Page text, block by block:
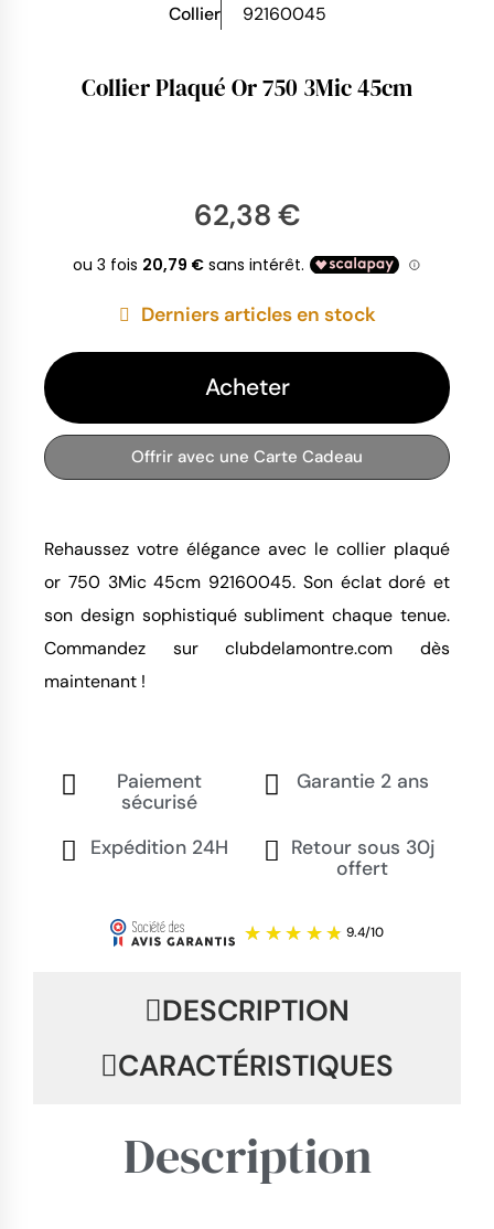
Collier 92160045
Collier Plaqué Or 750 3Mic 45cm
62,38 €
Derniers articles en stock
Acheter
Offrir avec une Carte Cadeau
Rehaussez votre élégance avec le collier plaqué
or 750 3Mic 45cm 92160045. Son éclat doré et
son design sophistiqué subliment chaque tenue.
Commandez sur clubdelamontre.com dès
maintenant !
Paiement
sécurisé
Garantie 2 ans
Expédition 24H
Retour sous 30j
offert
DESCRIPTION
CARACTÉRISTIQUES
Description